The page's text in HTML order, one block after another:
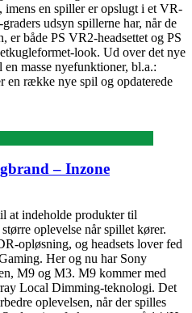
en spiller er opslugt i et VR-
udsyn spillerne har, når de
er både PS VR2-headsettet og PS
look. Ud over det nye
masse nyefunktioner, bl.a.:
en række nye spil og opdaterede
– Inzone
at indeholde produkter til
oplevelse når spillet kører.
opløsning, og headsets lover fed
Her og nu har Sony
M9 og M3. M9 kommer med
Local Dimming-teknologi. Det
oplevelsen, når der spilles